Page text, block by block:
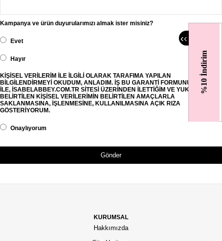
%10 İndirim
‹‹
Kampanya ve ürün duyurularımızı almak ister misiniz?
Evet
Hayır
KİŞİSEL VERİLERİM İLE İLGİLİ OLARAK TARAFIMA YAPILAN
BİLGİLENDİRMEYİ OKUDUM, ANLADIM. İŞ BU GARANTİ FORMUNU İLETMEK
İLE, İSABELABBEY.COM.TR SİTESİ ÜZERİNDEN İLETTİĞİM VE YUKARIDA
BELİRTİLEN KİŞİSEL VERİLERİMİN BELİRTİLEN AMAÇLARLA
SAKLANMASINA, İŞLENMESİNE, KULLANILMASINA AÇIK RIZA
GÖSTERİYORUM.
Onaylıyorum
Gönder
KURUMSAL
Hakkımızda